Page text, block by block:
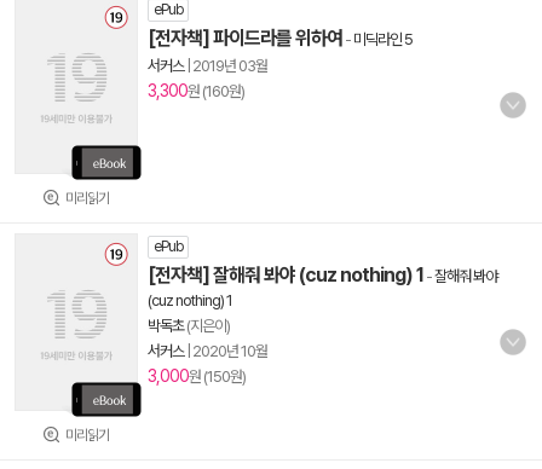
미리읽기
ePub
[전자책] 파이드라를 위하여 - 미딕라인 5
서커스| 2019년 03월
3,300원 (160원)
미리읽기
ePub
[전자책] 잘해줘 봐야 (cuz nothing) 1 -잘해줘 봐야
(cuz nothing) 1
박독초(지은이)
서커스| 2020년 10월
3,000원 (150원)